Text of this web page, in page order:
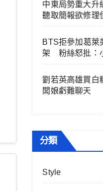
中東局勢重大
聽取簡報欲修理
BTS拒參加葛萊
架 粉絲怒批：
劉若英高雄買
闆娘虧難聊天
分類
Style